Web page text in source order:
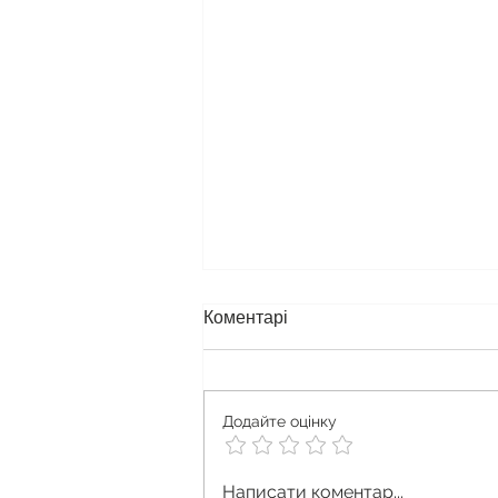
Як правильно перевозити та
Коментарі
Додайте оцінку
Написати коментар...